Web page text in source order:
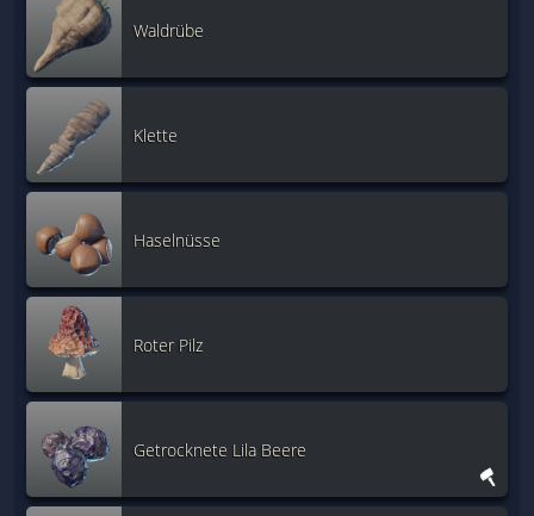
Waldrübe
Klette
Haselnüsse
Roter Pilz
Getrocknete Lila Beere